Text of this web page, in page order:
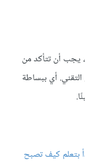
يجب أن تتأكد من
أي ببساطة
بتعلم كيف تصبح